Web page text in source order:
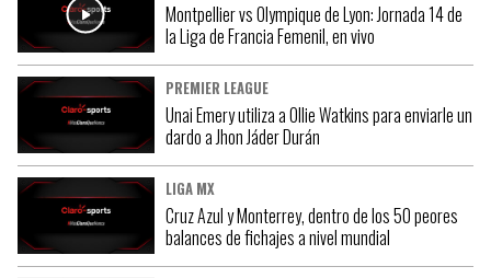
Montpellier vs Olympique de Lyon: Jornada 14 de
la Liga de Francia Femenil, en vivo
PREMIER LEAGUE
Unai Emery utiliza a Ollie Watkins para enviarle un
dardo a Jhon Jáder Durán
LIGA MX
Cruz Azul y Monterrey, dentro de los 50 peores
balances de fichajes a nivel mundial